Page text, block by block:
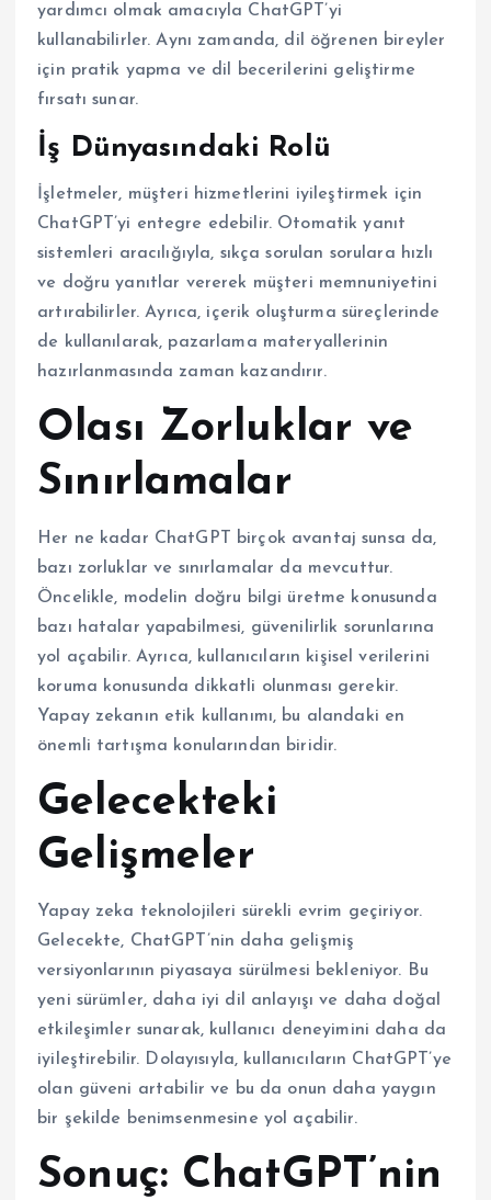
yardımcı olmak amacıyla ChatGPT’yi
kullanabilirler. Aynı zamanda, dil öğrenen bireyler
için pratik yapma ve dil becerilerini geliştirme
fırsatı sunar.
İş Dünyasındaki Rolü
İşletmeler, müşteri hizmetlerini iyileştirmek için
ChatGPT’yi entegre edebilir. Otomatik yanıt
sistemleri aracılığıyla, sıkça sorulan sorulara hızlı
ve doğru yanıtlar vererek müşteri memnuniyetini
artırabilirler. Ayrıca, içerik oluşturma süreçlerinde
de kullanılarak, pazarlama materyallerinin
hazırlanmasında zaman kazandırır.
Olası Zorluklar ve
Sınırlamalar
Her ne kadar ChatGPT birçok avantaj sunsa da,
bazı zorluklar ve sınırlamalar da mevcuttur.
Öncelikle, modelin doğru bilgi üretme konusunda
bazı hatalar yapabilmesi, güvenilirlik sorunlarına
yol açabilir. Ayrıca, kullanıcıların kişisel verilerini
koruma konusunda dikkatli olunması gerekir.
Yapay zekanın etik kullanımı, bu alandaki en
önemli tartışma konularından biridir.
Gelecekteki
Gelişmeler
Yapay zeka teknolojileri sürekli evrim geçiriyor.
Gelecekte, ChatGPT’nin daha gelişmiş
versiyonlarının piyasaya sürülmesi bekleniyor. Bu
yeni sürümler, daha iyi dil anlayışı ve daha doğal
etkileşimler sunarak, kullanıcı deneyimini daha da
iyileştirebilir. Dolayısıyla, kullanıcıların ChatGPT’ye
olan güveni artabilir ve bu da onun daha yaygın
bir şekilde benimsenmesine yol açabilir.
Sonuç: ChatGPT’nin